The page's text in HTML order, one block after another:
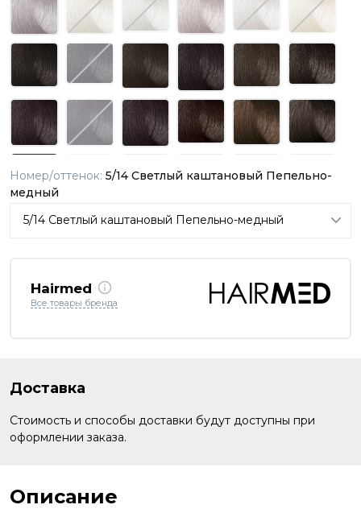
Номер/оттенок: 5/14 Светлый каштановый Пепельно-
медный
Hairmed
Все товары бренда
Доставка
Стоимость и способы доставки будут доступны при
оформлении заказа.
Описание